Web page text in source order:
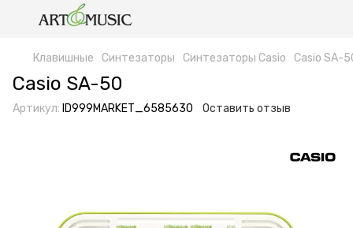
Клавишные Синтезаторы Синтезаторы Casio Casio SA-
Casio SA-50
Артикул: ID999MARKET_6585630 Оставить отзыв